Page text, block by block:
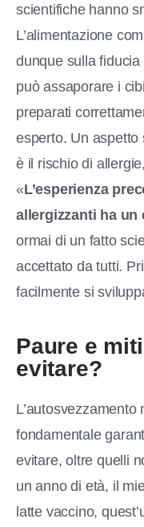
scientifiche hanno
L’alimentazione
dunque sulla
può assaporare i
preparati
esperto. Un
è il rischio di
«L’esperienza
allergizzanti ha
ormai di un fatto
accettato da tutti.
facilmente si
Paure e
evitare?
fondamentale
evitare, oltre quelli
un anno di età, il
latte vaccino,